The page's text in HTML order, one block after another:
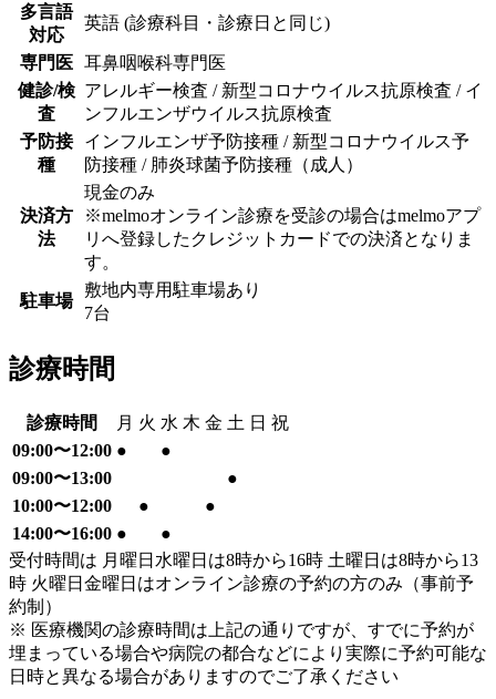
多言語
対応
英語 (診療科目・診療日と同じ)
専門医
耳鼻咽喉科専門医
健診/検
査
アレルギー検査 / 新型コロナウイルス抗原検査 / イ
ンフルエンザウイルス抗原検査
予防接
種
インフルエンザ予防接種 / 新型コロナウイルス予
防接種 / 肺炎球菌予防接種（成人）
決済方
法
現金のみ
※melmoオンライン診療を受診の場合はmelmoアプ
リへ登録したクレジットカードでの決済となりま
す。
駐車場
敷地内専用駐車場あり
7台
診療時間
診療時間 月 火 水 木 金 土 日 祝
09:00〜12:00 ●
●
09:00〜13:00
●
10:00〜12:00
●
●
14:00〜16:00 ●
●
受付時間は 月曜日水曜日は8時から16時 土曜日は8時から13
時 火曜日金曜日はオンライン診療の予約の方のみ（事前予
約制）
※ 医療機関の診療時間は上記の通りですが、すでに予約が
埋まっている場合や病院の都合などにより実際に予約可能な
日時と異なる場合がありますのでご了承ください